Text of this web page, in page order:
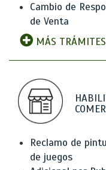
Cambio de
de Venta
MÁS TRÁMITES
Reclamo de
de juegos